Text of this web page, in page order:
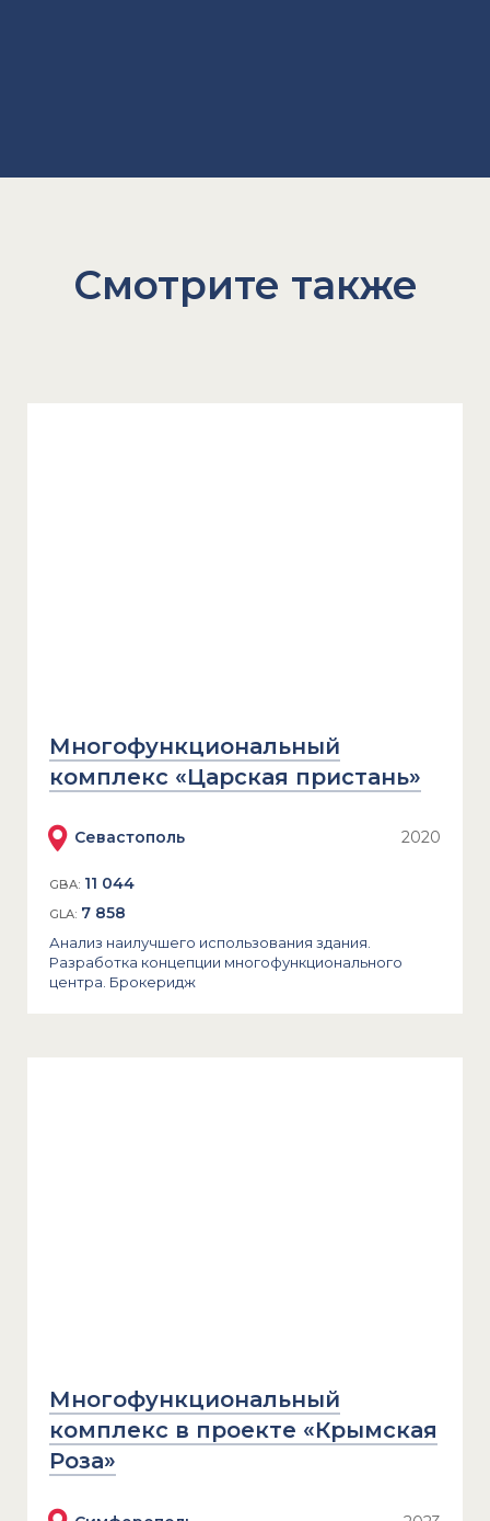
Смотрите также
Многофункциональный
комплекс «Царская пристань»
Севастополь 2020
GBA: 11 044
GLA: 7 858
Анализ наилучшего использования здания.
Разработка концепции многофункционального
центра. Брокеридж
Многофункциональный
комплекс в проекте «Крымская
Роза»